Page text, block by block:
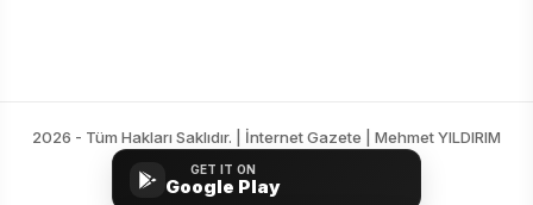
2026 - Tüm Hakları Saklıdır. | İnternet Gazete | Mehmet YILDIRIM
GET IT ON
Google Play